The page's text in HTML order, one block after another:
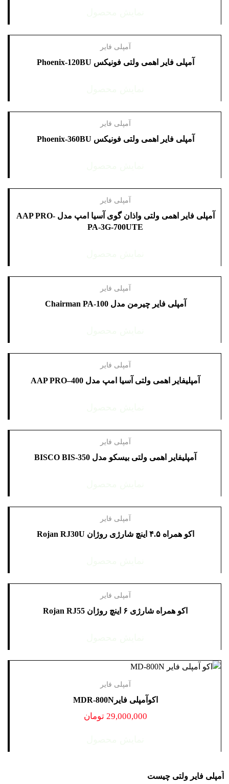
آمپلی فایر
آمپلی فایر اهمی ولتی فونیکس Phoenix-120BU
آمپلی فایر
آمپلی فایر اهمی ولتی فونیکس Phoenix-360BU
آمپلی فایر
آمپلی فایر اهمی ولتی واذان گوی آسیا امپ مدل AAP PRO-
PA-3G-700UTE
آمپلی فایر
آمپلی فایر چیرمن مدل Chairman PA-100
آمپلی فایر
آمپلیفایر اهمی ولتی آسیا امپ مدل AAP PRO–400
آمپلی فایر
آمپلیفایر اهمی ولتی بیسکو مدل BISCO BIS-350
آمپلی فایر
اکو همراه ۴.۵ اینچ شارژی روژان Rojan RJ30U
آمپلی فایر
اکو همراه شارژی ۶ اینچ روژان Rojan RJ55
آمپلی فایر
اکوآمپلی فایرMDR-800N
29,000,000 تومان
آمپلی فایر ولتی چیست